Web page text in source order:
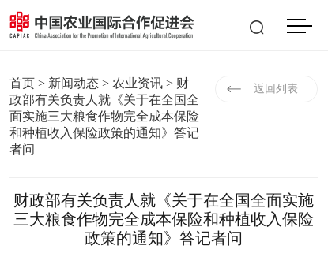
EN
首页 > 新闻动态 >农业资讯 > 财
政部有关负责人就《关于在全国全
面实施三大粮食作物完全成本保险
和种植收入保险政策的通知》答记
者问
返回列表
财政部有关负责人就《关于在全国全面实施
三大粮食作物完全成本保险和种植收入保险
政策的通知》答记者问